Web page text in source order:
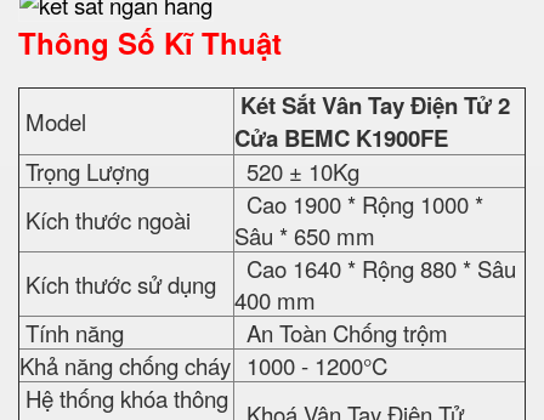
Thông Số Kĩ Thuật
Model
Két Sắt Vân Tay Điện Tử 2
Cửa BEMC K1900FE
Trọng Lượng
520 ± 10Kg
Kích thước ngoài
Cao 1900 * Rộng 1000 *
Sâu * 650 mm
Kích thước sử dụng
Cao 1640 * Rộng 880 * Sâu
400 mm
Tính năng
An Toàn Chống trộm
Khả năng chống cháy 1000 - 1200°C
Hệ thống khóa thông